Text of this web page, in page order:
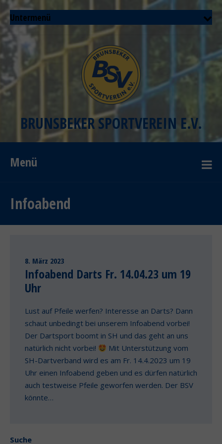
Untermenü
BRUNSBEKER SPORTVEREIN E.V.
Menü
Infoabend
8. März 2023
Infoabend Darts Fr. 14.04.23 um 19
Uhr
Lust auf Pfeile werfen? Interesse an Darts? Dann
schaut unbedingt bei unserem Infoabend vorbei!
Der Dartsport boomt in SH und das geht an uns
natürlich nicht vorbei!
Mit Unterstützung vom
SH-Dartverband wird es am Fr. 14.4.2023 um 19
Uhr einen Infoabend geben und es dürfen natürlich
auch testweise Pfeile geworfen werden. Der BSV
könnte…
Suche